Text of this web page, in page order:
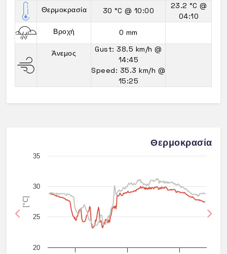
Θερμοκρασία 30 °C @ 10:00
23.2 °C @
04:10
Βροχή
0 mm
Άνεμος Gust: 38.5 km/h@
14:45
Speed: 35.3 km/h @
15:25
Θερμοκρασία
[°C]
20
25
30
35
Previous